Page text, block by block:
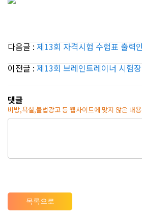
다음글 : 제13회 자격시험 수험표 출력
이전글 : 제13회 브레인트레이너 시험
댓글
비방,욕설,불법광고 등 웹사이트에 맞지 않은 내
목록으로